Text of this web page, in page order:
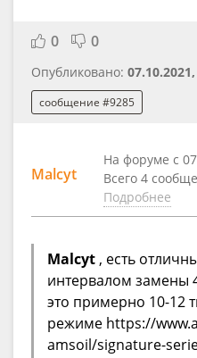
0 0
Опубликовано:
сообщение #9285
Malcyt
На форуме с
Всего 4
Подробнее
Malcyt, есть
интервалом замены
это примерно 10-12
режиме https://
amsoil/signature-